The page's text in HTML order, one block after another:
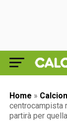
Home »
centrocampista
partirà per